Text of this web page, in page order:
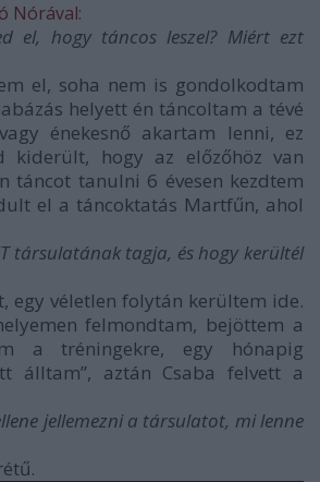
Nórával:
el, hogy táncos leszel? Miért ezt
el, soha nem is gondolkodtam
helyett én táncoltam a tévé
énekesnő akartam lenni, ez
kiderült, hogy az előzőhöz van
táncot tanulni 6 évesen kezdtem
el a táncoktatás Martfűn, ahol
társulatának tagja, és hogy kerültél
egy véletlen folytán kerültem ide.
felmondtam, bejöttem a
a tréningekre, egy hónapig
álltam”, aztán Csaba felvett a
jellemezni a társulatot, mi lenne